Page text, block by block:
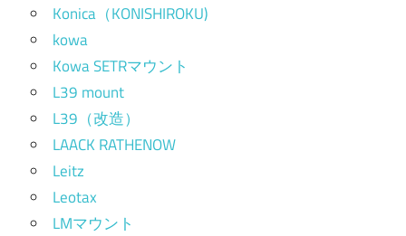
Konica（KONISHIROKU)
kowa
Kowa SETRマウント
L39 mount
L39（改造）
LAACK RATHENOW
Leitz
Leotax
LMマウント